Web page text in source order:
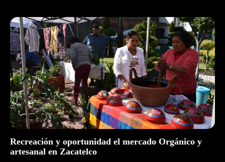
Recreación y oportunidad el mercado Orgánico y
artesanal en Zacatelco